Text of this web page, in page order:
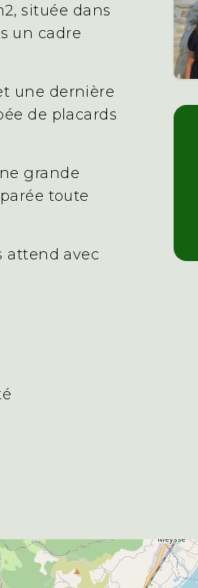
située dans
un cadre
une dernière
de placards
grande
toute
attend avec